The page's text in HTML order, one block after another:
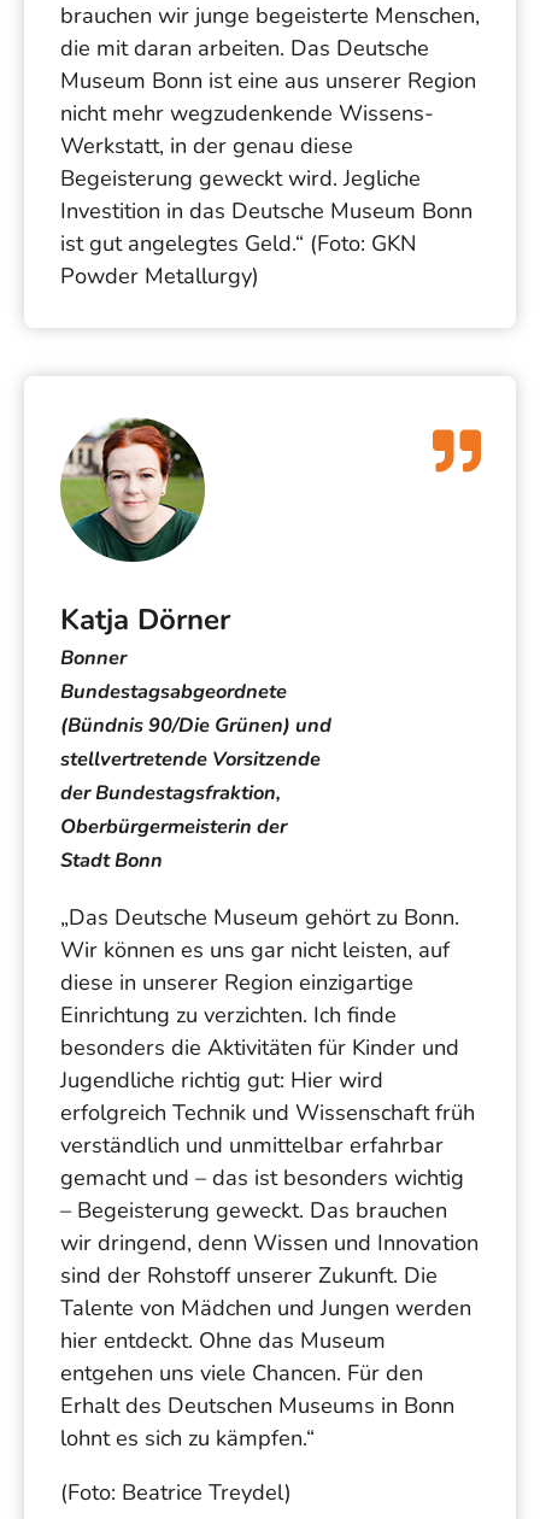
brauchen wir junge begeisterte Menschen,
die mit daran arbeiten. Das Deutsche
Museum Bonn ist eine aus unserer Region
nicht mehr wegzudenkende Wissens-
Werkstatt, in der genau diese
Begeisterung geweckt wird. Jegliche
Investition in das Deutsche Museum Bonn
ist gut angelegtes Geld.“ (Foto: GKN
Powder Metallurgy)
Katja Dörner
Bonner
Bundestagsabgeordnete
(Bündnis 90/Die Grünen) und
stellvertretende Vorsitzende
der Bundestagsfraktion,
Oberbürgermeisterin der
Stadt Bonn
„Das Deutsche Museum gehört zu Bonn.
Wir können es uns gar nicht leisten, auf
diese in unserer Region einzigartige
Einrichtung zu verzichten. Ich finde
besonders die Aktivitäten für Kinder und
Jugendliche richtig gut: Hier wird
erfolgreich Technik und Wissenschaft früh
verständlich und unmittelbar erfahrbar
gemacht und – das ist besonders wichtig
– Begeisterung geweckt. Das brauchen
wir dringend, denn Wissen und Innovation
sind der Rohstoff unserer Zukunft. Die
Talente von Mädchen und Jungen werden
hier entdeckt. Ohne das Museum
entgehen uns viele Chancen. Für den
Erhalt des Deutschen Museums in Bonn
lohnt es sich zu kämpfen.“
(Foto: Beatrice Treydel)